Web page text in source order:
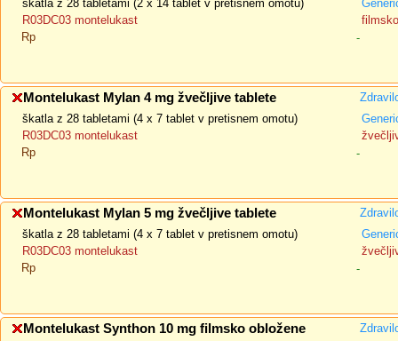
škatla z 28 tabletami (2 x 14 tablet v pretisnem omotu)
R03DC03 montelukast
Rp
-
Montelukast Mylan 4 mg žvečljive tablete
škatla z 28 tabletami (4 x 7 tablet v pretisnem omotu)
R03DC03 montelukast
Rp
-
Montelukast Mylan 5 mg žvečljive tablete
škatla z 28 tabletami (4 x 7 tablet v pretisnem omotu)
R03DC03 montelukast
Rp
-
Montelukast Synthon 10 mg filmsko obložene